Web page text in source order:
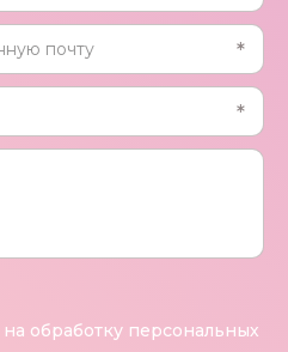
обработку персональных